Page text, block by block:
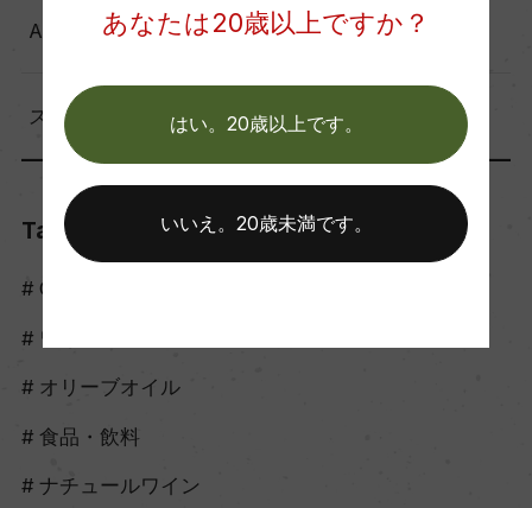
Another Story（39）
スタッフのつぶやき（56）
Tags
Craft Sake
ワイン
オリーブオイル
食品・飲料
ナチュールワイン
あなたは20歳以上ですか？
はい。20歳以上です。
いいえ。20歳未満です。